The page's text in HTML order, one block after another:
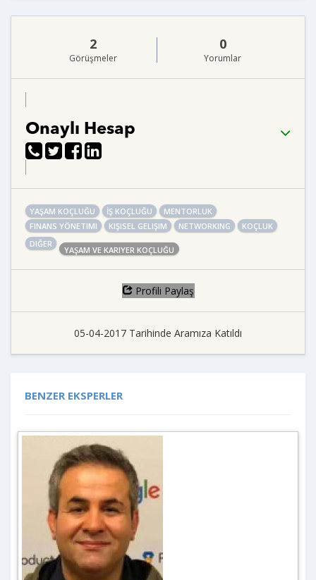
2
Görüşmeler
0
Yorumlar
Onaylı Hesap
YAŞAM KOÇLUĞU İŞ KOÇLUĞU
MENTORLUK
FINANS YÖNETIMI
KIŞISEL GELIŞIM NETWORKING
KOÇLUK
DIĞER
YAŞAM VE KARIYER KOÇLUĞU
Profili Paylaş
05-04-2017 Tarihinde Aramıza Katıldı
BENZER EKSPERLER